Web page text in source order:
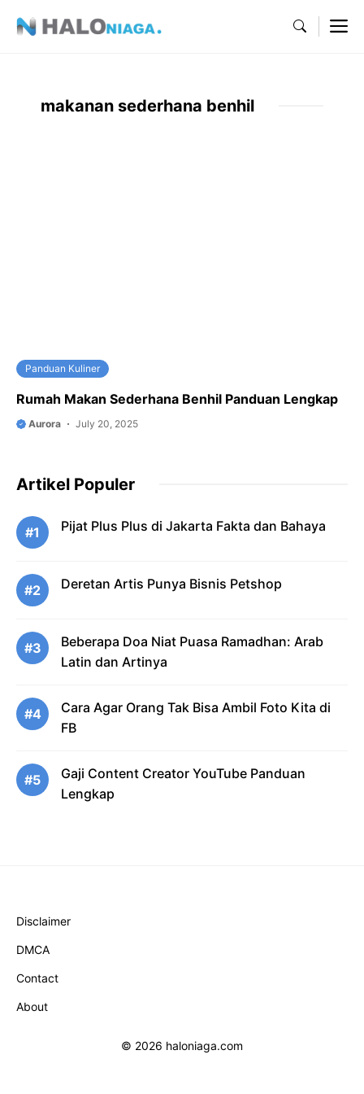
makanan sederhana benhil
Panduan Kuliner
Rumah Makan Sederhana Benhil Panduan Lengkap
Aurora July 20, 2025
Artikel Populer
#1 Pijat Plus Plus di Jakarta Fakta dan Bahaya
#2 Deretan Artis Punya Bisnis Petshop
#3
Beberapa Doa Niat Puasa Ramadhan: Arab
Latin dan Artinya
#4
Cara Agar Orang Tak Bisa Ambil Foto Kita di
FB
#5
Gaji Content Creator YouTube Panduan
Lengkap
Disclaimer
DMCA
Contact
About
© 2026 haloniaga.com